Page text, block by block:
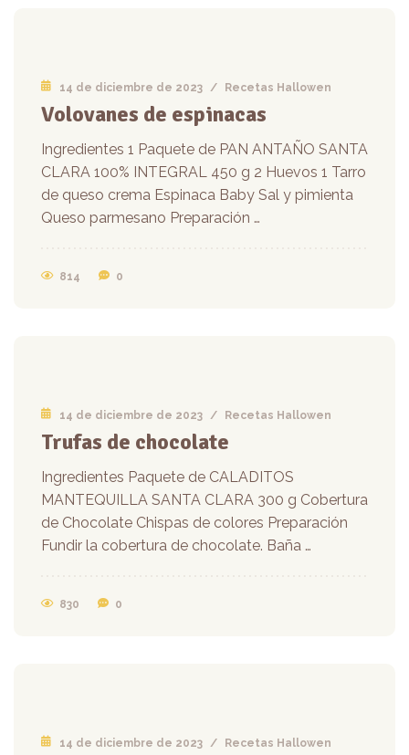
14 de diciembre de 2023 / Recetas Hallowen
Volovanes de espinacas
Ingredientes 1 Paquete de PAN ANTAÑO SANTA
CLARA 100% INTEGRAL 450 g 2 Huevos 1 Tarro
de queso crema Espinaca Baby Sal y pimienta
Queso parmesano Preparación …
814 0
14 de diciembre de 2023 / Recetas Hallowen
Trufas de chocolate
Ingredientes Paquete de CALADITOS
MANTEQUILLA SANTA CLARA 300 g Cobertura
de Chocolate Chispas de colores Preparación
Fundir la cobertura de chocolate. Baña …
830 0
14 de diciembre de 2023 / Recetas Hallowen